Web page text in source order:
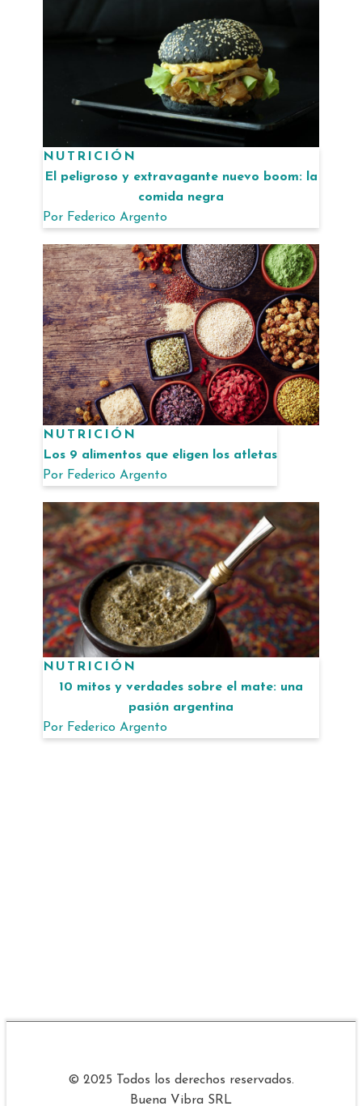
NUTRICIÓN
El peligroso y extravagante nuevo boom: la
comida negra
Por Federico Argento
NUTRICIÓN
Los 9 alimentos que eligen los atletas
Por Federico Argento
NUTRICIÓN
10 mitos y verdades sobre el mate: una
pasión argentina
Por Federico Argento
© 2025 Todos los derechos reservados.
Buena Vibra SRL